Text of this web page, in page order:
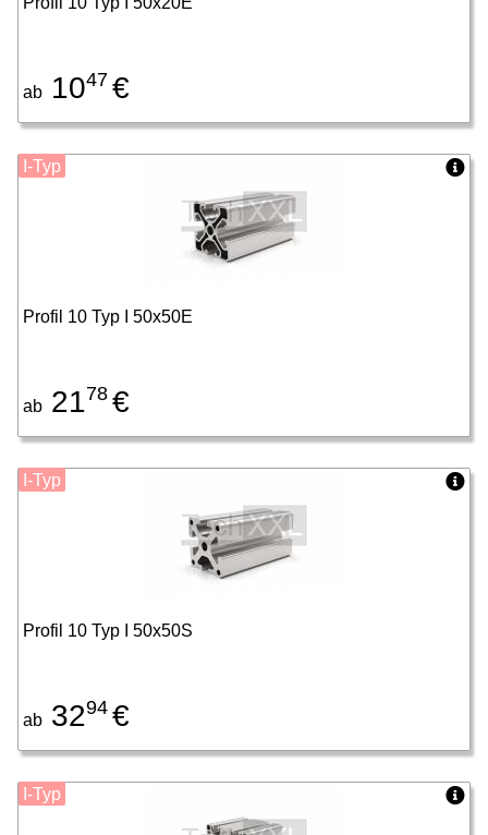
ab 1047 €
Profil 10 Typ I 50x50E
ab 2178 €
I-Typ
Profil 10 Typ I 50x50S
ab 3294 €
I-Typ
I-Typ